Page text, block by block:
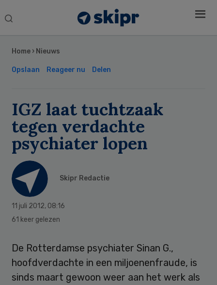
Search
Home › Nieuws
Opslaan Reageer nu Delen
IGZ laat tuchtzaak
tegen verdachte
psychiater lopen
Skipr Redactie
11 juli 2012, 08:16
61 keer gelezen
De Rotterdamse psychiater Sinan G.,
hoofdverdachte in een miljoenenfraude, is
sinds maart gewoon weer aan het werk als
Sidebar